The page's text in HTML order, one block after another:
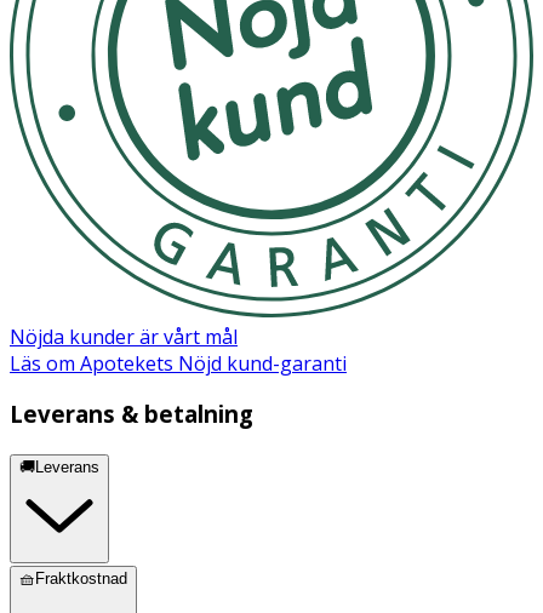
Nöjda kunder är vårt mål
Läs om Apotekets Nöjd kund-garanti
Leverans & betalning
🚚Leverans
🧺Fraktkostnad